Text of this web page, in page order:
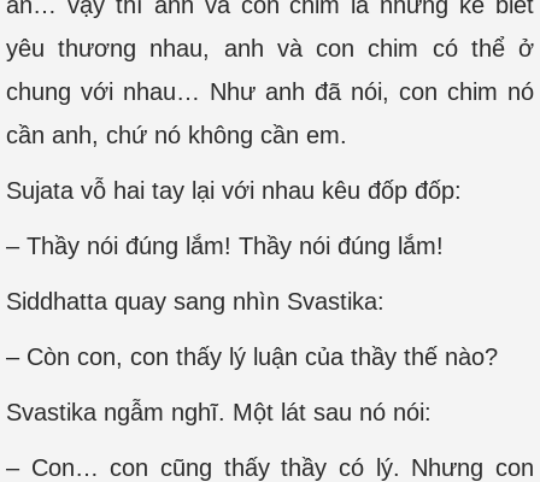
yêu thương nhau, anh và con chim có thể ở
chung với nhau… Như anh đã nói, con chim nó
cần anh, chứ nó không cần em.
Sujata vỗ hai tay lại với nhau kêu đốp đốp:
– Thầy nói đúng lắm! Thầy nói đúng lắm!
Siddhatta quay sang nhìn Svastika:
– Còn con, con thấy lý luận của thầy thế nào?
Svastika ngẫm nghĩ. Một lát sau nó nói:
– Con… con cũng thấy thầy có lý. Nhưng con